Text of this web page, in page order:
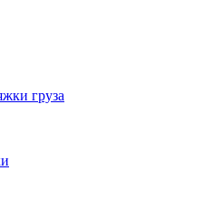
груза